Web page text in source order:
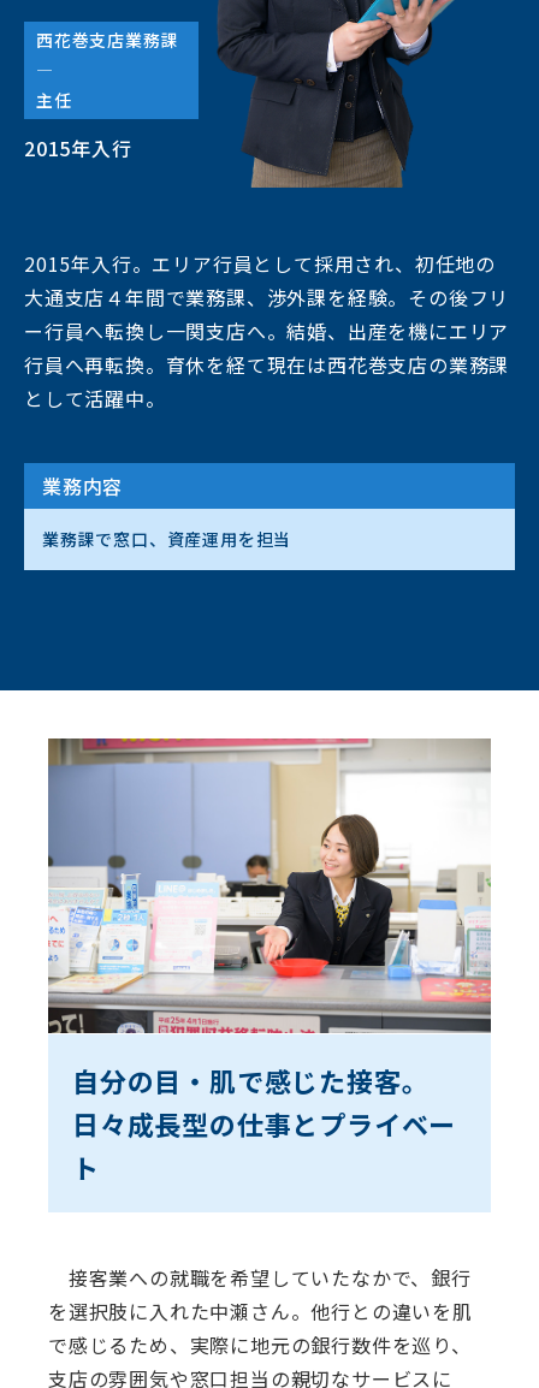
西花巻支店業務課
―
主任
2015年入行
2015年入行。エリア行員として採用され、初任地の
大通支店４年間で業務課、渉外課を経験。その後フリ
ー行員へ転換し一関支店へ。結婚、出産を機にエリア
行員へ再転換。育休を経て現在は西花巻支店の業務課
として活躍中。
業務内容
業務課で窓⼝、資産運用を担当
⾃分の⽬・肌で感じた接客。
日々成長型の仕事とプライベー
ト
接客業への就職を希望していたなかで、銀行
を選択肢に入れた中瀬さん。他行との違いを肌
で感じるため、実際に地元の銀行数件を巡り、
支店の雰囲気や窓口担当の親切なサービスに